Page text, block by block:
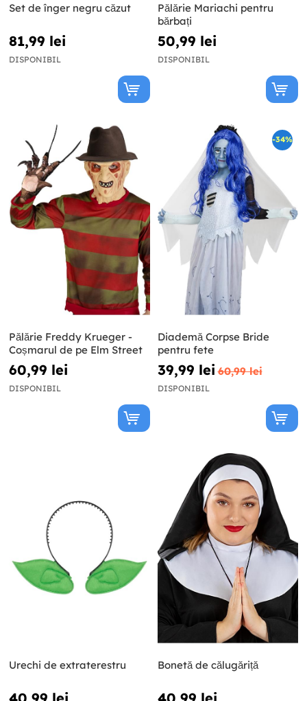
Set de înger negru căzut
81,99 lei
DISPONIBIL
Pălărie Mariachi pentru
bărbați
50,99 lei
DISPONIBIL
Pălărie Freddy Krueger -
Coșmarul de pe Elm Street
60,99 lei
DISPONIBIL
-34%
Diademă Corpse Bride
pentru fete
39,99 lei 60,99 lei
DISPONIBIL
Urechi de extraterestru Bonetă de călugăriță